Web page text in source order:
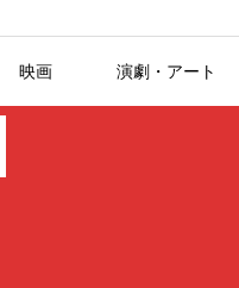
映画 演劇・アート